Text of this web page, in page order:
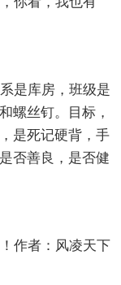
是库房，班级是
螺丝钉。目标，
是死记硬背，手
否善良，是否健
作者：风凌天下